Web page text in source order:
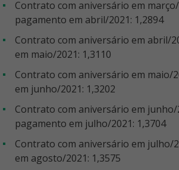
Contrato com aniversário em março/2021 e
pagamento em abril/2021: 1,2894
Contrato com aniversário em abril/2021 e pagamento
em maio/2021: 1,3110
Contrato com aniversário em maio/2021 e pagamento
em junho/2021: 1,3202
Contrato com aniversário em junho/2021 e
pagamento em julho/2021: 1,3704
Contrato com aniversário em julho/2021 e pagamento
em agosto/2021: 1,3575